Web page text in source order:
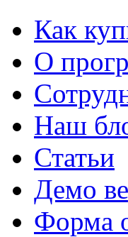
Как
О
Наш
Статьи
Демо
Форма